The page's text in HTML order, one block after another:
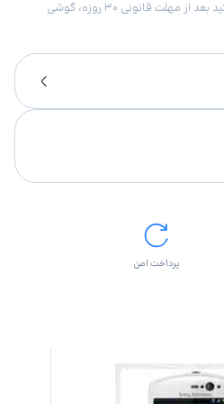
امکان برگشت کالا در گروه موبایل با دلیل “انصراف از خرید“ تنها در صورتی مورد قبول است که پلمب کالا باز نشده باشد. تمام گوشی‌های جی‌اس‌ام ضمانت رجیستری دارند. در صورت وجود مشکل رجیستری، می‌توانید بعد از مهلت قانونی ۳۰ روزه، گوشی
پرداخت امن